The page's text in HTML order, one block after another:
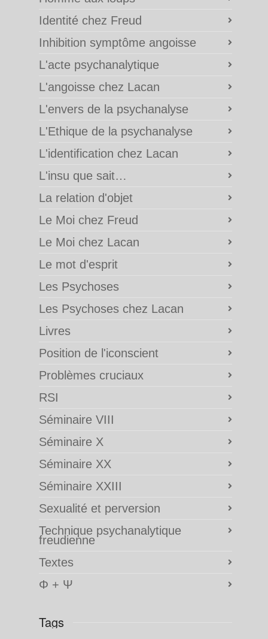
Identité chez Freud
Inhibition symptôme angoisse
L'acte psychanalytique
L'angoisse chez Lacan
L'envers de la psychanalyse
L'Ethique de la psychanalyse
L'identification chez Lacan
L'insu que sait…
La relation d'objet
Le Moi chez Freud
Le Moi chez Lacan
Le mot d'esprit
Les Psychoses
Les Psychoses chez Lacan
Livres
Position de l'iconscient
Problèmes cruciaux
RSI
Séminaire VIII
Séminaire X
Séminaire XX
Séminaire XXIII
Sexualité et perversion
Technique psychanalytique
freudienne
Textes
Φ + Ψ
Tags